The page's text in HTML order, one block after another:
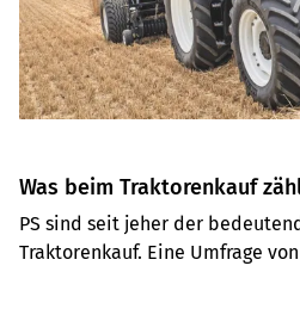
Was beim Traktorenkauf
PS sind seit jeher der
Traktorenkauf. Eine Umfrage